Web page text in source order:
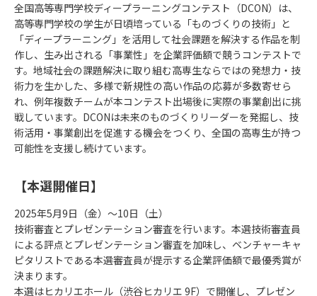
全国高等専門学校ディープラーニングコンテスト（DCON）は、
高等専門学校の学生が日頃培っている「ものづくりの技術」と
「ディープラーニング」を活用して社会課題を解決する作品を制
作し、生み出される「事業性」を企業評価額で競うコンテストで
す。地域社会の課題解決に取り組む高専生ならではの発想力・技
術力を生かした、多様で新規性の高い作品の応募が多数寄せら
れ、例年複数チームが本コンテスト出場後に実際の事業創出に挑
戦しています。DCONは未来のものづくりリーダーを発掘し、技
術活用・事業創出を促進する機会をつくり、全国の高専生が持つ
可能性を支援し続けています。
【本選開催日】
2025年5月9日（金）～10日（土）
技術審査とプレゼンテーション審査を行います。本選技術審査員
による評点とプレゼンテーション審査を加味し、ベンチャーキャ
ピタリストである本選審査員が提示する企業評価額で最優秀賞が
決まります。
本選はヒカリエホール（渋谷ヒカリエ 9F）で開催し、プレゼン